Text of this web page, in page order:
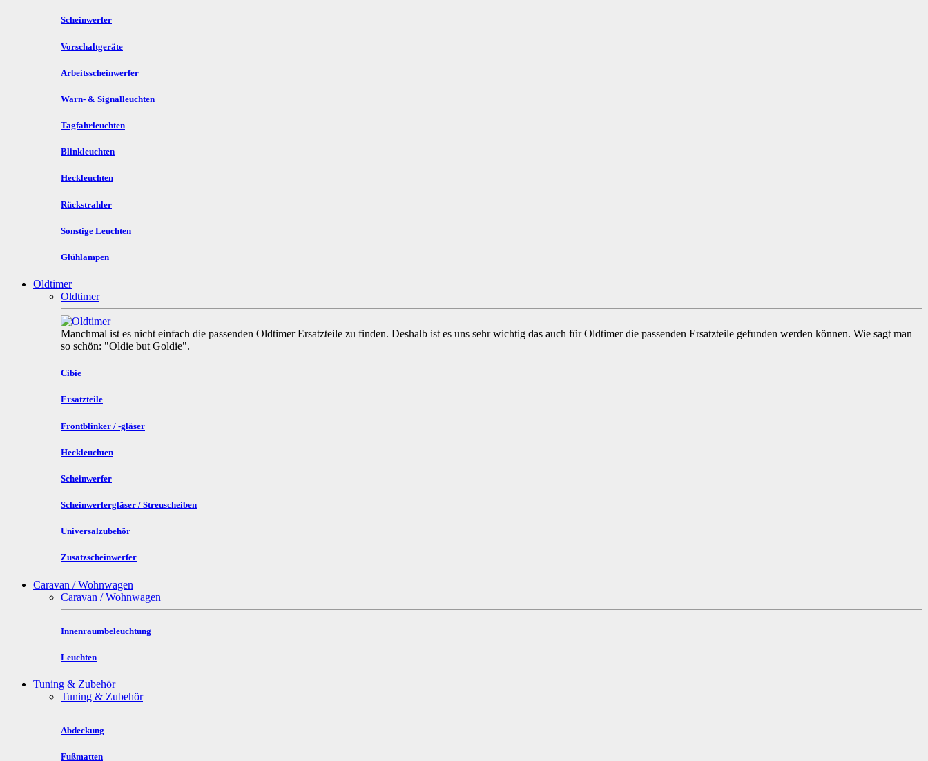
Scheinwerfer
Vorschaltgeräte
Arbeitsscheinwerfer
Warn- & Signalleuchten
Tagfahrleuchten
Blinkleuchten
Heckleuchten
Rückstrahler
Sonstige Leuchten
Glühlampen
Oldtimer
Oldtimer
Manchmal ist es nicht einfach die passenden Oldtimer Ersatzteile zu finden. Deshalb ist es uns sehr wichtig das auch für Oldtimer die passenden Ersatzteile gefunden werden können. Wie sagt man
so schön: "Oldie but Goldie".
Cibie
Ersatzteile
Frontblinker / -gläser
Heckleuchten
Scheinwerfer
Scheinwerfergläser / Streuscheiben
Universalzubehör
Zusatzscheinwerfer
Caravan / Wohnwagen
Caravan / Wohnwagen
Innenraumbeleuchtung
Leuchten
Tuning & Zubehör
Tuning & Zubehör
Abdeckung
Fußmatten